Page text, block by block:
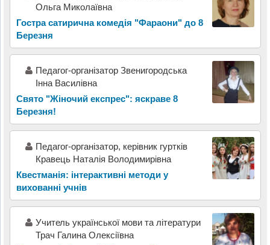
Ольга Миколаївна
Гостра сатирична комедія "Фараони" до 8
Березня
Педагог-організатор Звенигородська
Інна Василівна
Свято "Жіночий експрес": яскраве 8
Березня!
Педагог-організатор, керівник гуртків
Кравець Наталія Володимирівна
Квестманія: інтерактивні методи у
вихованні учнів
Учитель української мови та літератури
Трач Галина Олексіївна